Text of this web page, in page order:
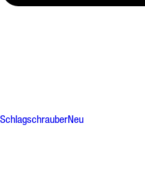
SchlagschrauberNeu